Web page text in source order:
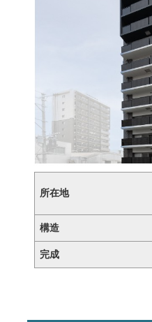
所在地
構造
完成